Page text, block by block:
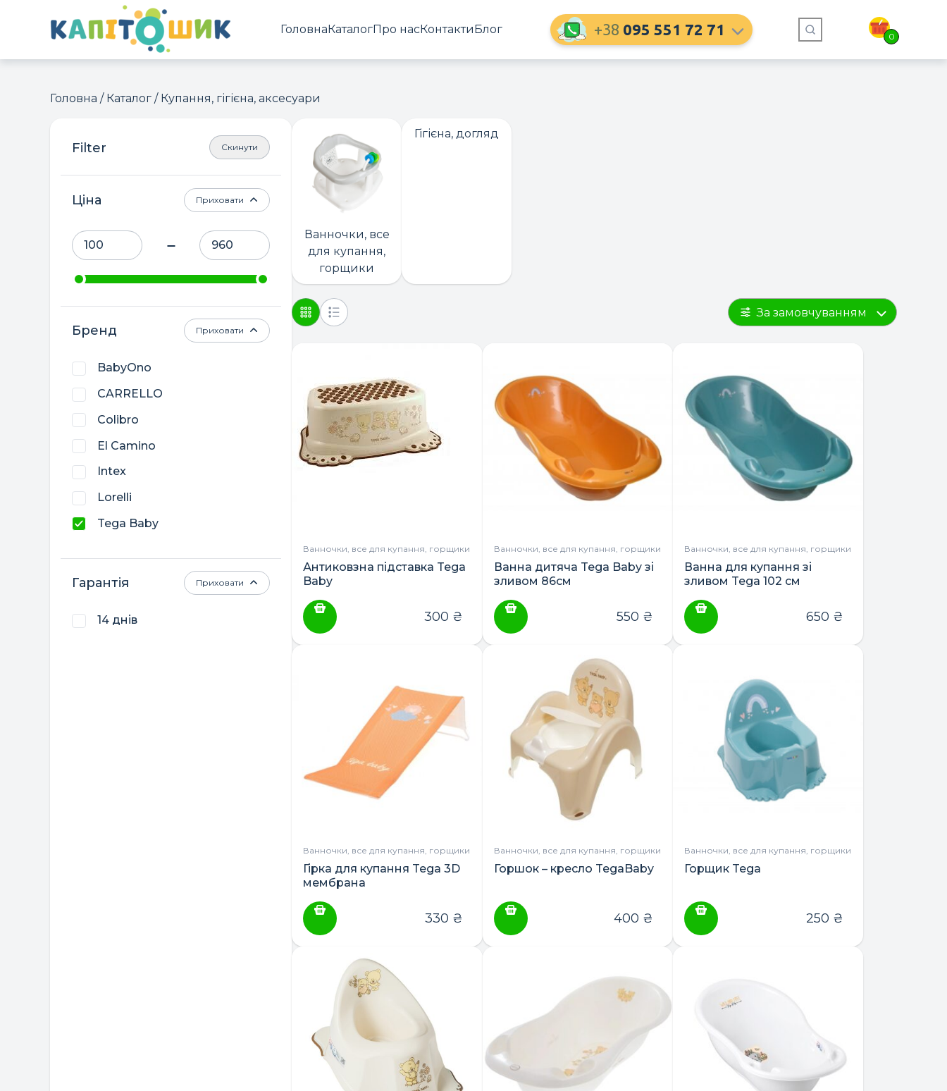
ГоловнаКаталогПро насКонтактиБлог +38 095 551 72 71 0
Головна / Каталог / Купання, гігієна, аксесуари
Скинути
Ціна Приховати
Бренд
BabyOno
CARRELLO
Colibro
El Camino
Intex
Lorelli
Tega Baby
Маленька Соня
Україна
Приховати
Гарантія
14 днів
Приховати
Ванночки, все
для купання,
горщики
Гігієна, догляд
За замовчуванням
Ванночки, все для купання, горщики
Антиковзна підставка Tega
Baby
300 ₴
Ванночки, все для купання, горщики
Ванна дитяча Tega Baby зі
зливом 86см
550 ₴
Ванночки, все для купання, горщики
Ванна для купання зі
зливом Tega 102 см
650 ₴
Ванночки, все для купання, горщики
Гірка для купання Tega 3D
мембрана
330 ₴
Ванночки, все для купання, горщики
Горшок – кресло TegaBaby
400 ₴
Ванночки, все для купання, горщики
Горщик Tega
250 ₴